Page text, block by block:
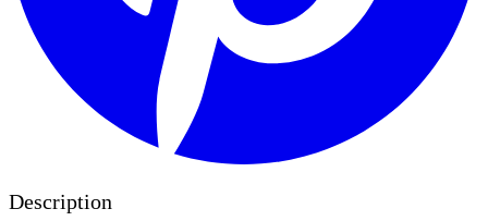
Description